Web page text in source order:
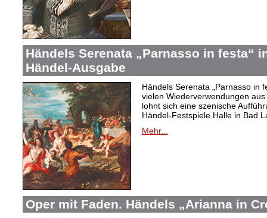
Händels Serenata „Parnasso in festa“
Händel-Ausgabe
Händels Serenata „Parnasso in
vielen Wiederverwendungen
lohnt sich eine szenische
Händel-Festspiele Halle in Bad
Mehr...
Oper mit Faden. Händels „Arianna in